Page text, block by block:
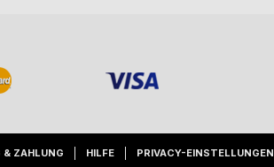
& ZAHLUNG HILFE PRIVACY-EINSTELLUNGEN